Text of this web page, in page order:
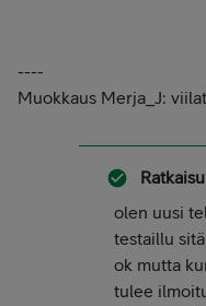
----
Muokkaus Merja_J:
olen uusi
testaillu
ok mutta
tulee